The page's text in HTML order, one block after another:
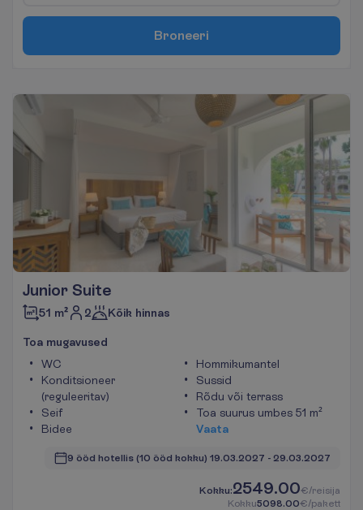
Broneeri
Junior Suite
51 m² 2 Kõik hinnas
Toa mugavused
WC
Konditsioneer
(reguleeritav)
Seif
Bidee
Hommikumantel
Sussid
Rõdu või terrass
Toa suurus umbes 51 m²
Vaata
9 ööd hotellis (10 ööd kokku) 19.03.2027 - 29.03.2027
Kokku:2549.00€/reisija
Kokku5098.00€/pakett